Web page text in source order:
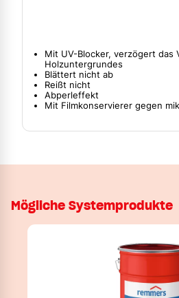
Mit UV-Blocker, verzögert das
Holzuntergrundes
Blättert nicht ab
Reißt nicht
Abperleffekt
Mit Filmkonservierer gegen
Mögliche Systemprodukte